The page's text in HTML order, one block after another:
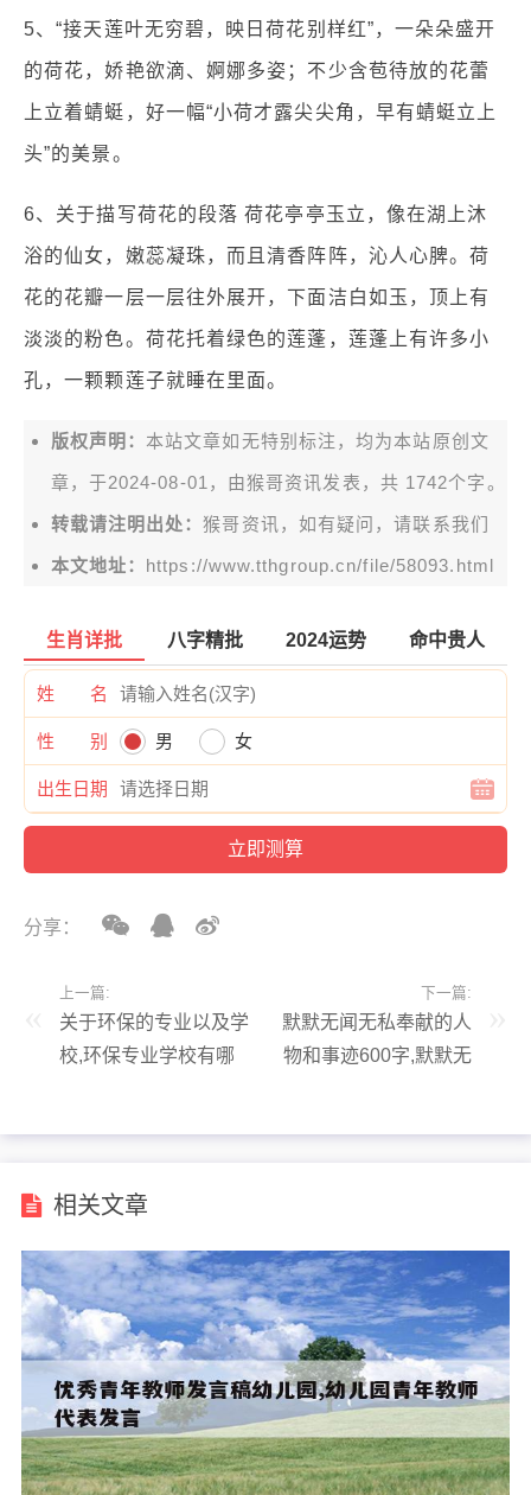
5、“接天莲叶无穷碧，映日荷花别样红”，一朵朵盛开
的荷花，娇艳欲滴、婀娜多姿；不少含苞待放的花蕾
上立着蜻蜓，好一幅“小荷才露尖尖角，早有蜻蜓立上
头”的美景。
6、关于描写荷花的段落 荷花亭亭玉立，像在湖上沐
浴的仙女，嫩蕊凝珠，而且清香阵阵，沁人心脾。荷
花的花瓣一层一层往外展开，下面洁白如玉，顶上有
淡淡的粉色。荷花托着绿色的莲蓬，莲蓬上有许多小
孔，一颗颗莲子就睡在里面。
版权声明： 本站文章如无特别标注，均为本站原创文
章，于2024-08-01，由猴哥资讯 发表，共 1742个字。
转载请注明出处：猴哥资讯，如有疑问，请联系我们
本文地址： https://www.tthgroup.cn/file/58093.html
生肖详批 八字精批 2024运势 命中贵人
姓 名
性 别 男 女
出生日期
分享：
上一篇:
关于环保的专业以及学
校,环保专业学校有哪
下一篇:
默默无闻无私奉献的人
物和事迹600字,默默无
相关文章